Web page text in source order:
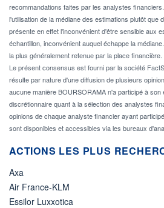
recommandations faites par les analystes
l'utilisation de la médiane des estimations plutôt que
présente en effet l'inconvénient d'être sensible aux
échantillon, inconvénient auquel échappe la
la plus généralement retenue par la place financière.
Le présent consensus est fourni par la société
résulte par nature d'une diffusion de plusieurs
aucune manière BOURSORAMA n'a participé à
discrétionnaire quant à la sélection des analystes
opinions de chaque analyste financier ayant
sont disponibles et accessibles via les bureaux
ACTIONS LES PLUS
Axa
Air France-KLM
Essilor Luxxotica